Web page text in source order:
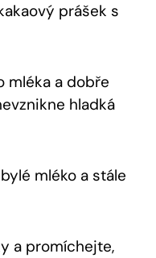
prášek s
mléka a dobře‌
hladká
mléko a stále
a promíchejte,